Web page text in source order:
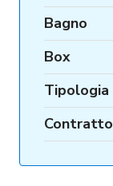
Bagno
Box
Tipologia
Contratto